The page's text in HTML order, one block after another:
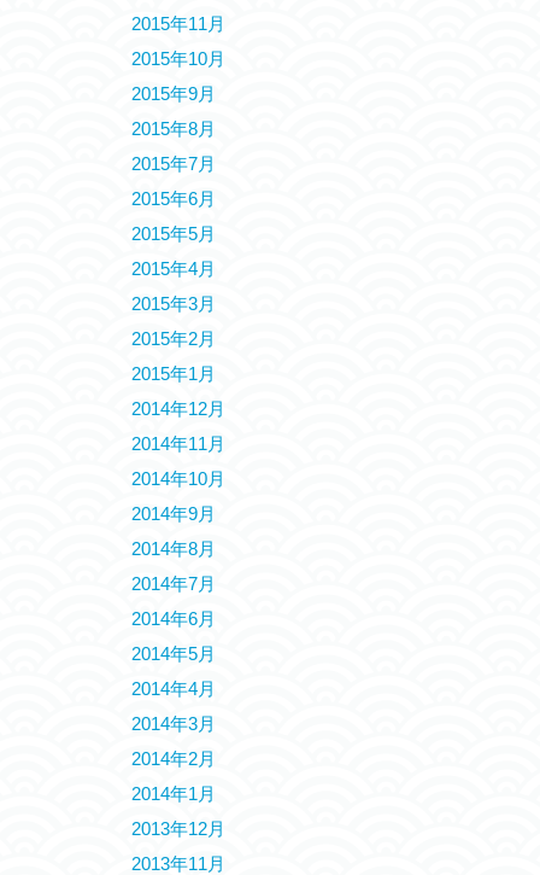
2015年11月
2015年10月
2015年9月
2015年8月
2015年7月
2015年6月
2015年5月
2015年4月
2015年3月
2015年2月
2015年1月
2014年12月
2014年11月
2014年10月
2014年9月
2014年8月
2014年7月
2014年6月
2014年5月
2014年4月
2014年3月
2014年2月
2014年1月
2013年12月
2013年11月